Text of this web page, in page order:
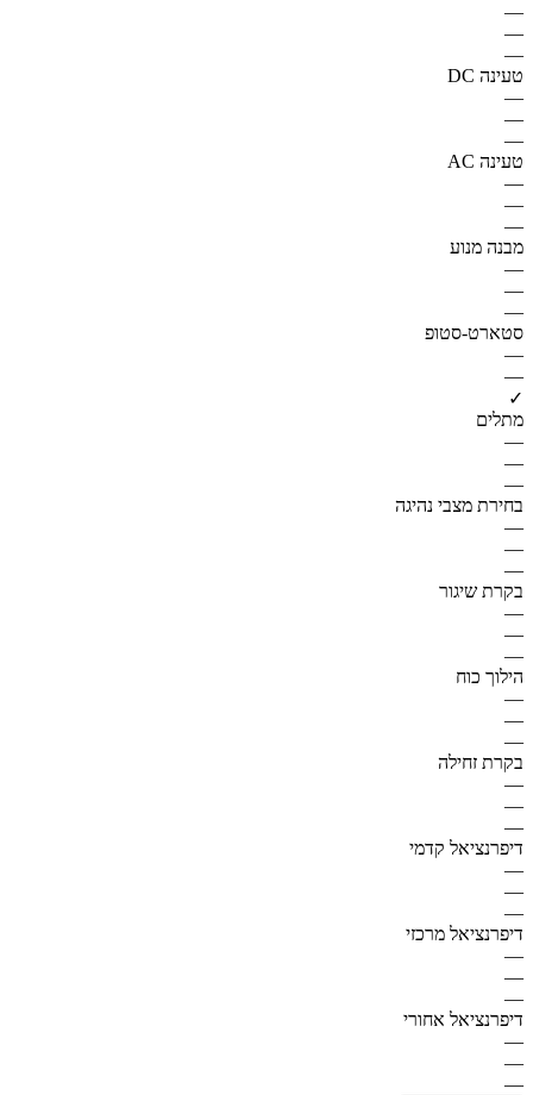
—
—
—
טעינה DC
—
—
—
טעינה AC
—
—
—
מבנה מנוע
—
—
—
סטארט-סטופ
—
—
✓
מתלים
—
—
—
בחירת מצבי נהיגה
—
—
—
בקרת שיגור
—
—
—
הילוך כוח
—
—
—
בקרת זחילה
—
—
—
דיפרנציאל קדמי
—
—
—
דיפרנציאל מרכזי
—
—
—
דיפרנציאל אחורי
—
—
—